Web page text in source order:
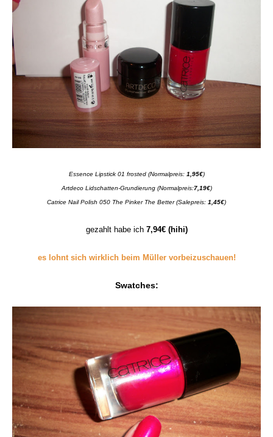
Essence Lipstick 01 frosted (Normalpreis: 1,95€)
Artdeco Lidschatten-Grundierung (Normalpreis:7,19€)
Catrice Nail Polish 050 The Pinker The Better (Salepreis: 1,45€)
gezahlt habe ich 7,94€ (hihi)
es lohnt sich wirklich beim Müller vorbeizuschauen!
Swatches: